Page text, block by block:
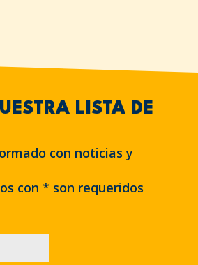
LISTA DE
con noticias y
con* son requeridos